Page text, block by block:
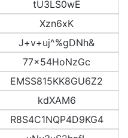
tU3LS0wE
Xzn6xK
J+v+uj^%gDNh&
77x54HoNzGc
EMSS815KK8GU6Z2
kdXAM6
R8S4C1NQP4D9KG4